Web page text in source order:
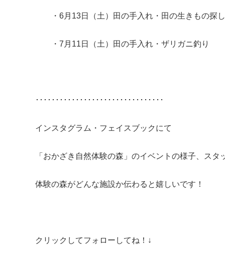
・6月13日（土）田の手入れ・田の生きもの探
・7月11日（土）田の手入れ・ザリガニ釣り
････････････････････････････････
インスタグラム・フェイスブックにて
「おかざき自然体験の森」のイベントの様子、ス
体験の森がどんな施設か伝わると嬉しいです！
クリックしてフォローしてね！↓